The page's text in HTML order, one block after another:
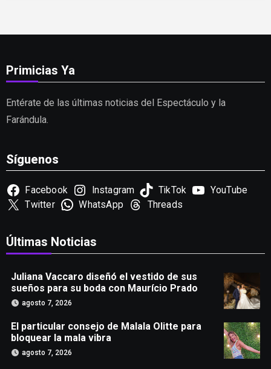
Primicias Ya
Entérate de las últimas noticias del Espectáculo y la
Farándula.
Síguenos
Facebook Instagram TikTok
YouTube
Twitter
WhatsApp Threads
Últimas Noticias
Juliana Vaccaro diseñó el vestido de sus
sueños para su boda con Maurício Prado
agosto 7, 2026
El particular consejo de Malala Olitte para
bloquear la mala vibra
agosto 7, 2026